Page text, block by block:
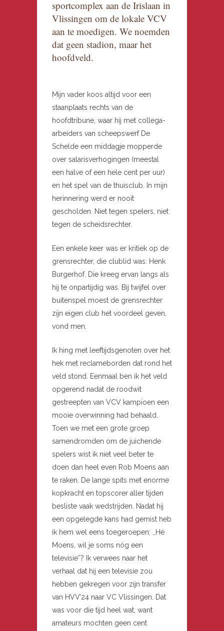
sportcomplex aan de Irislaan in
Vlissingen om de lokale VCV
aan te moedigen. We noemden
dat geen stadion, maar het
hoofdveld.
Mijn vader koos altijd voor een
staanplaats rechts van de
hoofdtribune, waar hij met collega-
arbeiders van scheepswerf De
Schelde een middagje mopperde
over salarisverhogingen (meestal
een halve of een hele cent per uur)
en het spel van de thuisclub. In mijn
herinnering werd er nooit
gescholden. Niet tegen spelers, niet
tegen de scheidsrechter.
Een enkele keer was er kritiek op de
grensrechter, die clublid was: Henk
Burgerhof. Die kreeg ervan langs als
hij te onpartijdig was. Bij twijfel over
buitenspel moest de grensrechter
zijn eigen club het voordeel geven,
vond men.
Ik hing met leeftijdsgenoten over het
hek met reclameborden dat rond het
veld stond. Eenmaal ben ik het veld
opgerend nadat de roodwit
gestreepten van VCV kampioen een
mooie overwinning had behaald.
Toen we met een grote groep
samendromden om de juichende
spelers wist ik niet veel beter te
doen dan heel even Rob Moens aan
te raken. De lange spits met enorme
kopkracht en topscorer aller tijden
besliste vaak wedstrijden. Nadat hij
een opgelegde kans had gemist heb
ik hem wel eens toegeroepen: ,,Hé
Moens, wil je soms nóg een
televisie’’? Ik verwees naar het
verhaal dat hij een televisie zou
hebben gekregen voor zijn transfer
van HVV’24 naar VC Vlissingen. Dat
was voor die tijd heel wat, want
amateurs mochten geen cent